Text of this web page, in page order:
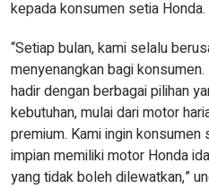
kepada konsumen setia Honda.
“Setiap bulan, kami selalu
menyenangkan bagi
hadir dengan berbagai pilihan
kebutuhan, mulai dari motor
premium. Kami ingin
impian memiliki motor Honda
yang tidak boleh dilewatkan,”